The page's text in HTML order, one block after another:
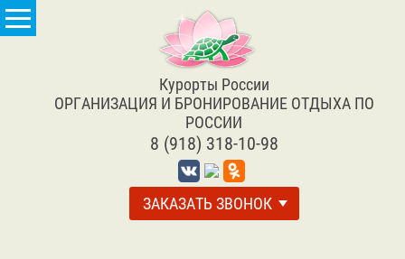
Курорты России
ОРГАНИЗАЦИЯ И БРОНИРОВАНИЕ ОТДЫХА ПО
РОССИИ
8 (918) 318-10-98
ЗАКАЗАТЬ ЗВОНОК